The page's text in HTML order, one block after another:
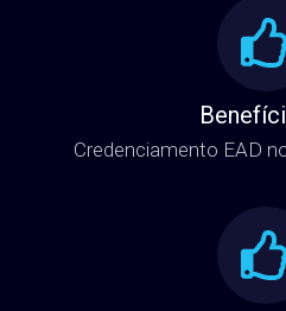
Credenciamento EAD